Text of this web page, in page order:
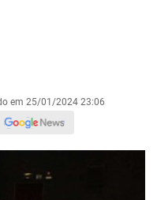
em 25/01/2024 23:06